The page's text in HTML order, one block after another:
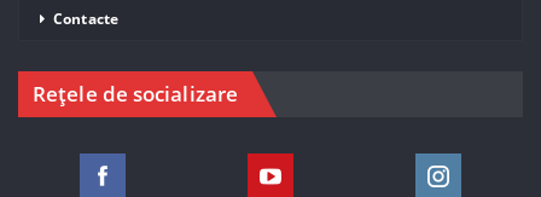
Contacte
Rețele de socializare